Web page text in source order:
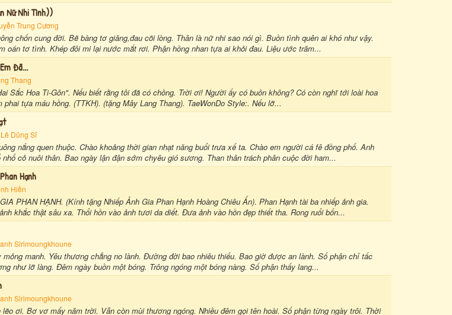
Nữ Nhi Tình))
Trung Cương
chốn cung đời. Bẽ bàng tơ giăng,đau cõi lòng. Thân là nữ nhi sao nói gì. Buồn tình quên ai khó như vậy.
oán tơ tình. Khép đôi mi lại nước mắt rơi. Phận hồng nhan tựa ai khỏi đau. Liệu ước trăm...
Đã...
Thang
Sắc Hoa Ti-Gôn". Nếu biết rằng tôi đã có chồng. Trời ơi! Người ấy có buồn không? Có còn nghĩ tới loài hoa
phai tựa máu hồng. (TTKH). (tặng Mây Lang Thang). TaeWonDo Style:. Nếu lỡ...
Dũng Sỉ
nắng quen thuộc. Chào khoảng thời gian nhạt năng buổi trưa xế ta. Chào em người cá fê đồng phố. Anh
cỏ nuôi thân. Bao ngày lận đận sớm chyêu gió sương. Than thân trách phân cuộc đời ham...
Hạnh
Hiền
PHAN HẠNH. (Kính tặng Nhiếp Ảnh Gia Phan Hạnh Hoàng Chiêu Ấn). Phan Hạnh tài ba nhiếp ảnh gia.
khắc thật sâu xa. Thổi hồn vào ảnh tươi da diết. Đưa ảnh vào hồn đẹp thiết tha. Rong ruổi bốn...
Sirimoungkhoune
mỏng manh. Yêu thương chẳng no lành. Đường đời bao nhiêu thiếu. Bao giờ được an lành. Số phận chỉ tấc
như lỡ làng. Đêm ngày buồn một bóng. Trông ngóng một bóng nàng. Số phận thấy lang...
Sirimoungkhoune
lẽo ơi. Bơ vơ mấy năm trời. Vẫn còn mùi thương ngóng. Nhiều đêm gọi tên hoài. Số phận từng ngày trôi. Thời